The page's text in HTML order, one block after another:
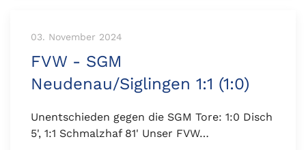
03. November 2024
FVW - SGM
Neudenau/Siglingen 1:1 (1:0)
Unentschieden gegen die SGM Tore: 1:0 Disch
5', 1:1 Schmalzhaf 81' Unser FVW…